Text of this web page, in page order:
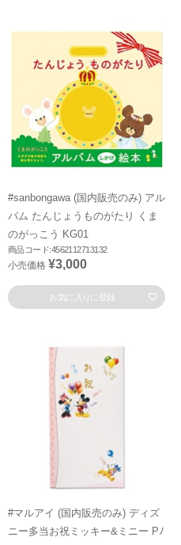
#sanbongawa (国内販売のみ) アル
バム たんじょうものがたり くま
のがっこう KG01
商品コード:4562112713132
小売価格 ¥3,000
お気に入りに登録
#マルアイ (国内販売のみ) ディズ
ニー多当お祝ミッキー&ミニー Pﾉ